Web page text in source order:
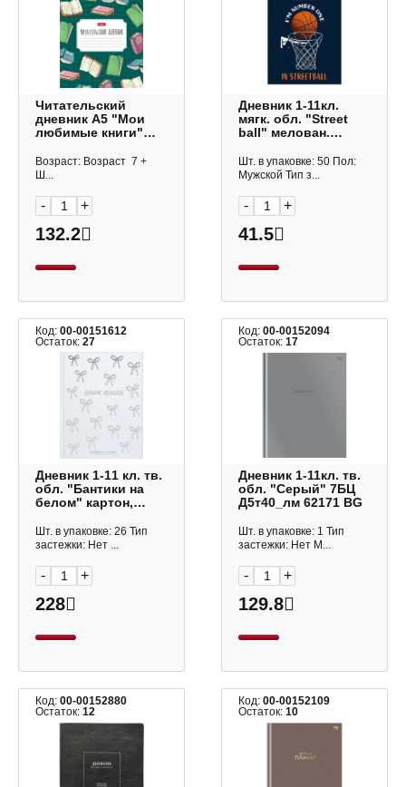
Читательский
дневник А5 "Мои
любимые книги"
картон
40ДТч5В5_29314
Возраст: Возраст 7 +
Ш...
- +
132.2
Дневник 1-11кл.
мягк. обл. "Street
ball" мелован.
40Д5В_27258 Hatber
Шт. в упаковке: 50 Пол:
Мужской Тип з...
- +
41.5
Код: 00-00151612
Остаток: 27
Дневник 1-11 кл. тв.
обл. "Бантики на
белом" картон,
Феникс+
Шт. в упаковке: 26 Тип
застежки: Нет ...
- +
228
Код:00-00152094
Остаток:17
Дневник 1-11кл. тв.
обл. "Серый" 7БЦ
Д5т40_лм 62171 BG
Шт. в упаковке: 1 Тип
застежки: Нет М...
- +
129.8
Код: 00-00152880
Остаток: 12
Код:00-00152109
Остаток:10